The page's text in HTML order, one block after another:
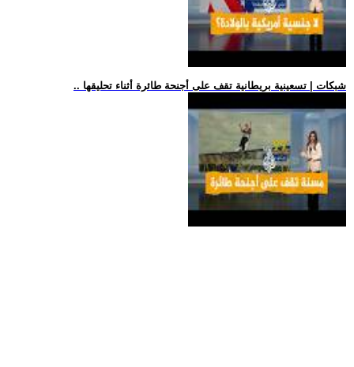
.. شبكات | تسعينية بريطانية تقف على أجنحة طائرة أثناء تحليقها